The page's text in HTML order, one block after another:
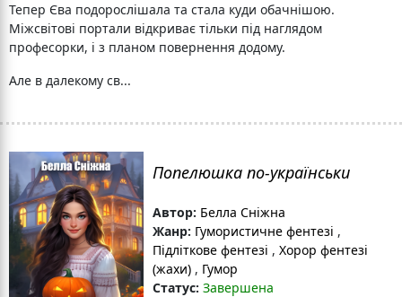
Тепер Єва подорослішала та стала куди обачнішою.
Міжсвітові портали відкриває тільки під наглядом
професорки, і з планом повернення додому.
Але в далекому св...
Попелюшка по-українськи
Автор: Белла Сніжна
Жанр: Гумористичне фентезі ,
Підліткове фентезі , Хорор фентезі
(жахи) , Гумор
Статус: Завершена